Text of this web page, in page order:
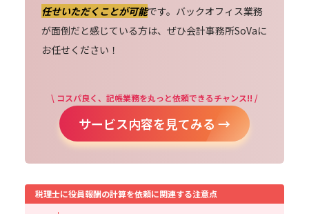
任せいただくことが可能です。バックオフィス業務
が面倒だと感じている方は、ぜひ会計事務所SoVaに
お任せください！
\ コスパ良く、記帳業務を丸っと依頼できるチャンス!! /
サービス内容を見てみる →
税理士に役員報酬の計算を依頼に関連する注意点